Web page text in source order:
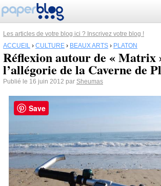
Les articles de votre blog ici ? Inscrivez votre blog !
ACCUEIL › CULTURE › BEAUX ARTS › PLATON
Réflexion autour de « Matrix
l’allégorie de la Caverne de
Publié le 16 juin 2012 par Sheumas
Save